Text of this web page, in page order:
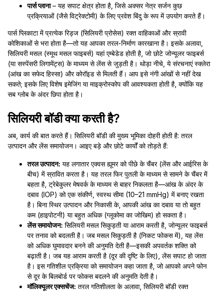
पार्स प्लाना– यह सपाट क्षेत्र होता है, जिसे अक्सर नेत्र सर्जन कुछ
प्रक्रियाओं (जैसे विट्रेक्टोमी) के लिए प्रवेश बिंदु के रूप में उपयोग करते हैं।
पार्स प्लिकाटा में प्रत्येक रिड्ज (सिलियरी प्रोसेस) रक्त वाहिकाओं और स्रावी
कोशिकाओं से भरा होता है—तो यह आपका तरल-निर्माण कारखाना है। इसके अलावा,
सिलियरी मसल (स्मूथ मसल फाइबर्स) यहां एम्बेडेड होती है, जो छोटे जोन्यूलर फाइबर्स
(या सस्पेंसरी लिगामेंट्स) के माध्यम से लेंस से जुड़ती है। थोड़ा नीचे, ये संरचनाएं स्क्लेरा
(आंख का सफेद हिस्सा) और कोरॉइड से मिलती हैं। आप इसे नंगी आंखों से नहीं देख
सकते; इसके लिए विशेष इमेजिंग या माइक्रोस्कोप की आवश्यकता होती है, क्योंकि यह
सब ग्लोब के अंदर छिपा होता है।
सिलियरी बॉडी क्या करती है?
अब, कार्य की बात करते हैं। सिलियरी बॉडी की मुख्य भूमिका दोहरी होती है: तरल
उत्पादन और लेंस समायोजन। आइए बड़े और छोटे कार्यों को तोड़ते हैं:
तरल उत्पादन: यह लगातार एक्वस ह्यूमर को पीछे के चैंबर (लेंस और आईरिस के
बीच) में स्रावित करता है। यह तरल फिर पुतली के माध्यम से सामने के चैंबर में
बहता है, ट्रेबेकुलर मेषवर्क के माध्यम से बाहर निकलता है—आंख के अंदर के
दबाव (IOP) को एक संकीर्ण, स्वस्थ सीमा (10–21 mmHg) में बनाए रखता
है। बिना स्थिर उत्पादन और निकासी के, आपकी आंख का दबाव या तो बहुत
कम (हाइपोटनी) या बहुत अधिक (ग्लूकोमा का जोखिम) हो सकता है।
लेंस समायोजन: सिलियरी मसल सिकुड़ती या आराम करती है, जोन्यूलर फाइबर्स
पर तनाव को बदलती है। जब मसल सिकुड़ती है (निकट फोकस में), यह लेंस
को अधिक घुमावदार बनने की अनुमति देती है—इसकी अपवर्तक शक्ति को
बढ़ाती है। जब यह आराम करती है (दूर की दृष्टि के लिए), लेंस सपाट हो जाता
है। इस गतिशील प्रक्रिया को समायोजन कहा जाता है, जो आपको अपने फोन
से दूर के बिलबोर्ड पर फोकस बदलने की अनुमति देती है।
मॉलिक्यूलर एक्सचेंज: तरल गतिशीलता के अलावा, सिलियरी बॉडी रक्त